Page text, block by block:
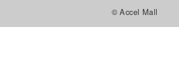
© Accel Mall